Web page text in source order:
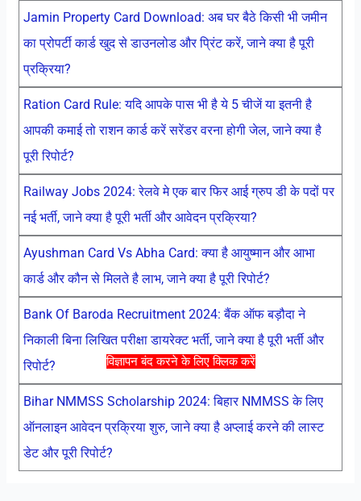
विज्ञापन बंद करने के लिए क्लिक करें
Jamin Property Card Download: अब घर बैठे किसी भी जमीन
का प्रोपर्टी कार्ड खुद से डाउनलोड और प्रिंट करें, जाने क्या है पूरी
प्रक्रिया?
Ration Card Rule: यदि आपके पास भी है ये 5 चीजें या इतनी है
आपकी कमाई तो राशन कार्ड करें सरेंडर वरना होगी जेल, जाने क्या है
पूरी रिपोर्ट?
Railway Jobs 2024: रेलवे मे एक बार फिर आई ग्रुप डी के पदों पर
नई भर्ती, जाने क्या है पूरी भर्ती और आवेदन प्रक्रिया?
Ayushman Card Vs Abha Card: क्या है आयुष्मान और आभा
कार्ड और कौन से मिलते है लाभ, जाने क्या है पूरी रिपोर्ट?
Bank Of Baroda Recruitment 2024: बैंक ऑफ बड़ौदा ने
निकाली बिना लिखित परीक्षा डायरेक्ट भर्ती, जाने क्या है पूरी भर्ती और
रिपोर्ट?
Bihar NMMSS Scholarship 2024: बिहार NMMSS के लिए
ऑनलाइन आवेदन प्रक्रिया शुरु, जाने क्या है अप्लाई करने की लास्ट
डेट और पूरी रिपोर्ट?